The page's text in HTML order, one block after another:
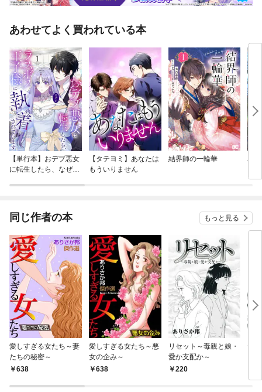
あわせてよく買われている本
【単行本】おデブ悪女
に転生したら、なぜか
【タテヨミ】あなたは
もういりません
結界師の一輪華
バ
今
同じ作者の本 もっと見る
愛しすぎる女たち～妻
たちの秘密～
638
愛しすぎる女たち～悪
女の企み～
638
リセット～毒親と娘・
愛か支配か～
220
だ
い